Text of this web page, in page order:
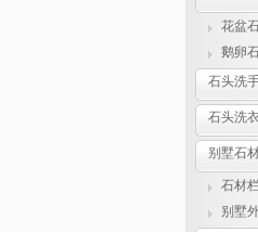
花盆
鹅卵
石头洗
石头洗
别墅石
石材
别墅